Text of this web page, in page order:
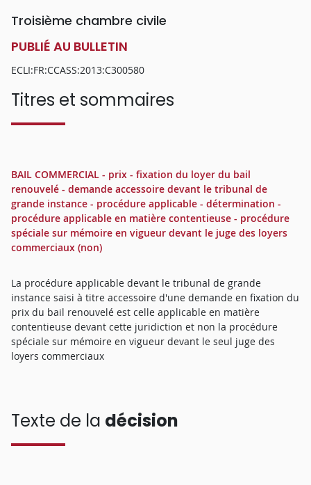
Troisième chambre civile
PUBLIÉ AU BULLETIN
ECLI:FR:CCASS:2013:C300580
Titres et sommaires
BAIL COMMERCIAL - prix - fixation du loyer du bail
renouvelé - demande accessoire devant le tribunal de
grande instance - procédure applicable - détermination -
procédure applicable en matière contentieuse - procédure
spéciale sur mémoire en vigueur devant le juge des loyers
commerciaux (non)
La procédure applicable devant le tribunal de grande
instance saisi à titre accessoire d'une demande en fixation du
prix du bail renouvelé est celle applicable en matière
contentieuse devant cette juridiction et non la procédure
spéciale sur mémoire en vigueur devant le seul juge des
loyers commerciaux
Texte de la décision